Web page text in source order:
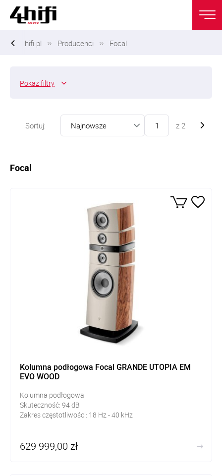
hifi.pl Producenci Focal
Pokażfiltry
Sortuj: z 2
Focal
Kolumna podłogowa Focal GRANDE UTOPIA EM
EVO WOOD
Kolumna podłogowa
Skuteczność: 94dB
Zakres częstotliwości: 18 Hz - 40 kHz
629 999,00 zł